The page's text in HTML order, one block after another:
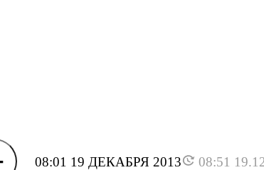
08:01 19 ДЕКАБРЯ 2013 08:51